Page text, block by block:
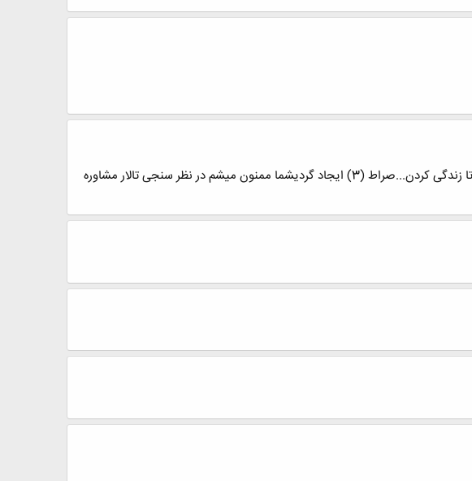
ضمن قدر دانی ازحضور سبز و نظرات ارزشمند شما اخرین تاپیک صراط با عنوان فاصله بین زنده بودن تا زندگی کردن...صراط (3) ایجاد گردیشما ممنون میشم در نظر سنجی تالار مشاوره